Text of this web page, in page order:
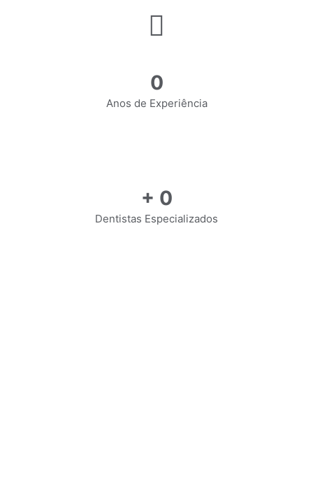
0
Anos de Experiência
+ 0
Dentistas Especializados